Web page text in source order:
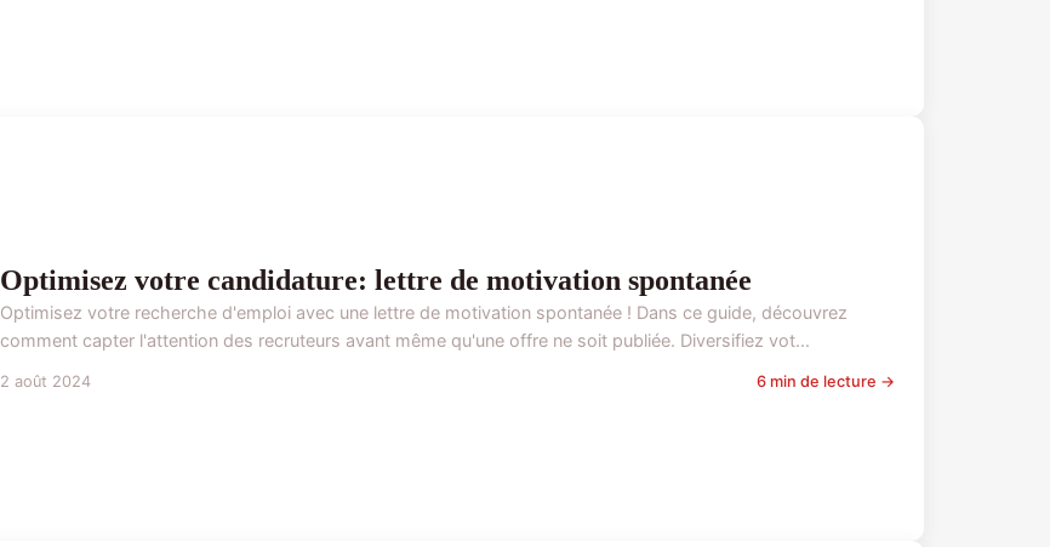
Optimisez votre candidature: lettre de motivation spontanée
Optimisez votre recherche d'emploi avec une lettre de motivation spontanée ! Dans ce guide, découvrez
comment capter l'attention des recruteurs avant même qu'une offre ne soit publiée. Diversifiez vot...
2 août 2024 6 min de lecture →